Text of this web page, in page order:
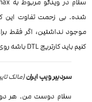
موجود نداشتین، اگر فقط
کنیم باید کارتریج DTL باشه روی دستگاه؟
سردبیر ویپ ایران(مالک
سلام دوست من. هر دو